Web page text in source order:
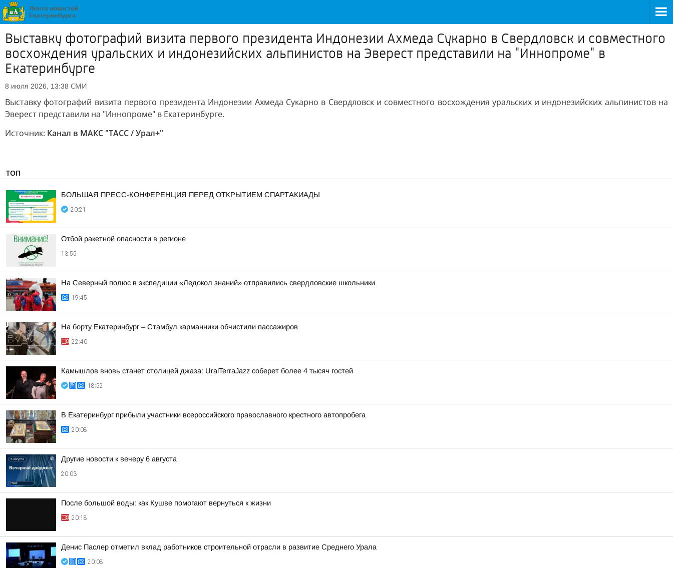
Выставку фотографий визита первого президента Индонезии Ахмеда Сукарно в Свердловск и совместного
восхождения уральских и индонезийских альпинистов на Эверест представили на "Иннопроме" в
Екатеринбурге
8 июля 2026, 13:38 СМИ
Выставку фотографий визита первого президента Индонезии Ахмеда Сукарно в Свердловск и совместного восхождения уральских и индонезийских альпинистов на
Эверест представили на "Иннопроме" в Екатеринбурге.
Источник: Канал в МАКС "ТАСС / Урал+"
ТОП
БОЛЬШАЯ ПРЕСС-КОНФЕРЕНЦИЯ ПЕРЕД ОТКРЫТИЕМ СПАРТАКИАДЫ
20:21
Отбой ракетной опасности в регионе
13:55
На Северный полюс в экспедиции «Ледокол знаний» отправились свердловские школьники
19:45
На борту Екатеринбург – Стамбул карманники обчистили пассажиров
22:40
Камышлов вновь станет столицей джаза: UralTerraJazz соберет более 4 тысяч гостей
18:52
В Екатеринбург прибыли участники всероссийского православного крестного автопробега
20:08
Другие новости к вечеру 6 августа
20:03
После большой воды: как Кушве помогают вернуться к жизни
20:18
Денис Паслер отметил вклад работников строительной отрасли в развитие Среднего Урала
20:08